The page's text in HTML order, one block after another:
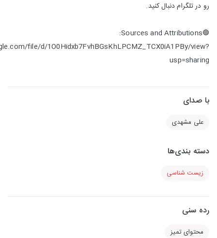
رو در تلگرام دنبال کنید.
🟢Sources and Attributions:
file/d/1O0Hidxb7FvhBGsKhLPCMZ_TCX0iA1PBy/view?
usp=sharing
با صدای
علی مشهدی
دسته بندی‌ها
زیست شناسی
رده سنی
محتوای تمیز